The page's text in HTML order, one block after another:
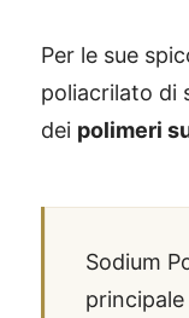
Per le sue
poliacrilato di
dei polimeri
Sodium